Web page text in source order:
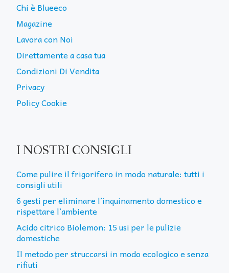
Chi è Blueeco
Magazine
Lavora con Noi
Direttamente a casa tua
Condizioni Di Vendita
Privacy
Policy Cookie
I NOSTRI CONSIGLI
Come pulire il frigorifero in modo naturale: tutti i
consigli utili
6 gesti per eliminare l’inquinamento domestico e
rispettare l’ambiente
Acido citrico Biolemon: 15 usi per le pulizie
domestiche
Il metodo per struccarsi in modo ecologico e senza
rifiuti